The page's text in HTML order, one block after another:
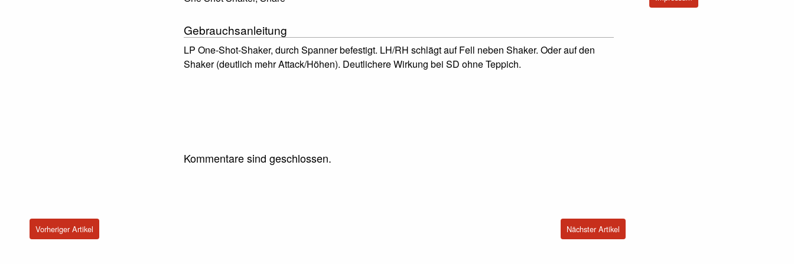
Gebrauchsanleitung
LP One-Shot-Shaker, durch Spanner befestigt. LH/RH schlägt auf Fell neben Shaker. Oder auf den
Shaker (deutlich mehr Attack/Höhen). Deutlichere Wirkung bei SD ohne Teppich.
Kommentare sind geschlossen.
Nächster Artikel
Vorheriger Artikel